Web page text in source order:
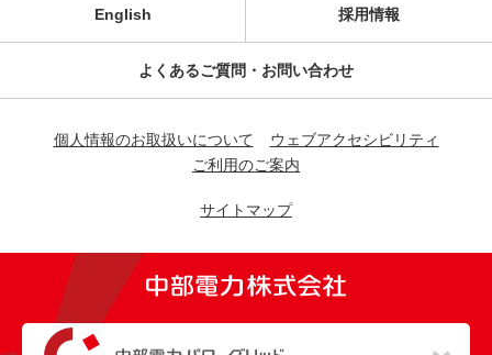
English 採用情報
よくあるご質問・お問い合わせ
個人情報のお取扱いについて
ウェブアクセシビリティ
ご利用のご案内
サイトマップ